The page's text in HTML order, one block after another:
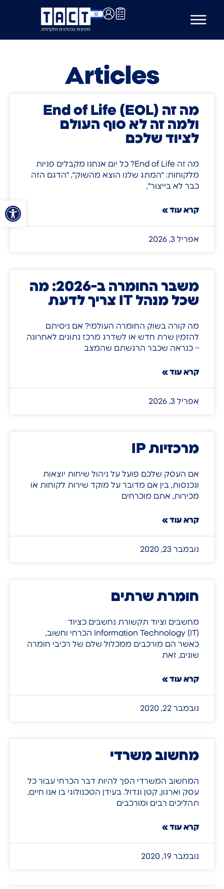
פתח
Articles
מה זה End of Life (EOL)
ולמה זה לא סוף העולם
לציוד שלכם
מה זה End of Life? כל יום אנחנו מקבלים פניות
מלקוחות: "המתג שלנו הוצא מהשוק", "הדגם הזה
כבר לא בייצור",
קרא עוד »
אפריל 3, 2026
משבר החומרה ב-2026: מה
שכל מנהל IT צריך לדעת
מה קורה בשוק החומרה העולמי? אם ניסיתם
להזמין שרת חדש או לשדרג מרכז נתונים לאחרונה
– כנראה שכבר הרגשתם שהמצב
קרא עוד »
אפריל 3, 2026
מרכזיות IP
אם העסק שלכם פועל על ניהול שיחות יוצאות
ונכנסות, בין אם מדובר על מוקד שירות לקוחות או
מכירות, אתם מוכרחים
קרא עוד »
נובמבר 23, 2020
חומרת שרתים
מחשבים וציוד תקשורת נחשבים כציוד
Information Technology (IT) הכרחי וחשוב,
כאשר הם מורכבים ממכלול שלם של רכיבי חומרה
שונים, זאת
קרא עוד »
נובמבר 22, 2020
מחשוב משרדי
המחשוב המשרדי הפך להיות דבר הכרחי עבור כל
עסק וארגון, קטן וגדול. בעידן הטכנולוגי בו אנו חיים,
תהליכים רבים ומורכבים
קרא עוד »
נובמבר 19, 2020